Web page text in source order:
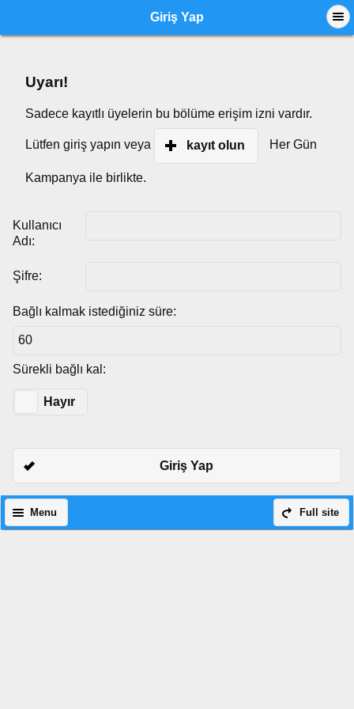
Giriş Yap
Uyarı!
Sadece kayıtlı üyelerin bu bölüme erişim izni vardır.
Lütfen giriş yapın veya kayıt olun Her Gün
Kampanya ile birlikte.
Kullanıcı
Adı:
Şifre:
Bağlı kalmak istediğiniz süre:
Sürekli bağlı kal:
Hayır
Giriş Yap
Full site
Menu